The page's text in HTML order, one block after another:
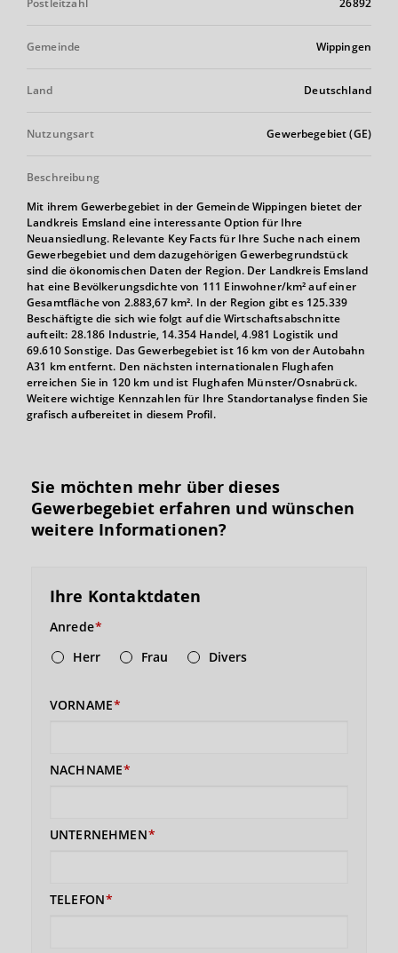
Gemeinde Wippingen
Land Deutschland
Nutzungsart Gewerbegebiet (GE)
Beschreibung
Mit ihrem Gewerbegebiet in der Gemeinde Wippingen bietet der
Landkreis Emsland eine interessante Option für Ihre
Neuansiedlung. Relevante Key Facts für Ihre Suche nach einem
Gewerbegebiet und dem dazugehörigen Gewerbegrundstück
sind die ökonomischen Daten der Region. Der Landkreis Emsland
hat eine Bevölkerungsdichte von 111 Einwohner/km² auf einer
Gesamtfläche von 2.883,67 km². In der Region gibt es 125.339
Beschäftigte die sich wie folgt auf die Wirtschaftsabschnitte
aufteilt: 28.186 Industrie, 14.354 Handel, 4.981 Logistik und
69.610 Sonstige. Das Gewerbegebiet ist 16 km von der Autobahn
A31 km entfernt. Den nächsten internationalen Flughafen
erreichen Sie in 120 km und ist Flughafen Münster/Osnabrück.
Weitere wichtige Kennzahlen für Ihre Standortanalyse finden Sie
grafisch aufbereitet in diesem Profil.
Sie möchten mehr über dieses
Gewerbegebiet erfahren und wünschen
weitere Informationen?
Ihre Kontaktdaten
Anrede
Herr
Frau Divers
VORNAME
NACHNAME
UNTERNEHMEN
TELEFON